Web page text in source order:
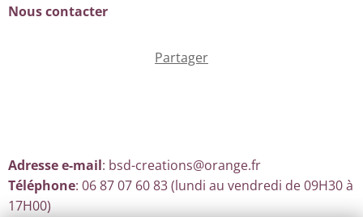
Nous contacter
Partager
Adresse e-mail: bsd-creations@orange.fr
Téléphone: 06 87 07 60 83 (lundi au vendredi de 09H30 à
17H00)